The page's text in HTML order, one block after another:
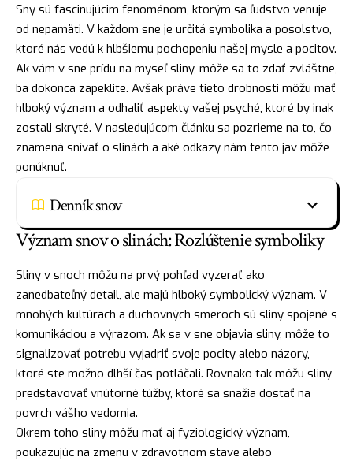
Sny sú fascinujúcim fenoménom, ktorým sa ľudstvo venuje
od nepamäti. V každom sne je určitá symbolika a posolstvo,
ktoré nás vedú k hlbšiemu pochopeniu našej mysle a pocitov.
Ak vám v sne prídu na myseľ sliny, môže sa to zdať zvláštne,
ba dokonca zapeklite. Avšak práve tieto drobnosti môžu mať
hlboký význam a odhaliť aspekty vašej psyché, ktoré by inak
zostali skryté. V nasledujúcom článku sa pozrieme na to, čo
znamená snívať o slinách a aké odkazy nám tento jav môže
ponúknuť.
Denník snov
Význam snov o slinách: Rozlúštenie symboliky
Sliny v snoch môžu na prvý pohľad vyzerať ako
zanedbateľný detail, ale majú hlboký symbolický význam. V
mnohých kultúrach a duchovných smeroch sú sliny spojené s
komunikáciou a výrazom. Ak sa v sne objavia sliny, môže to
signalizovať potrebu vyjadriť svoje pocity alebo názory,
ktoré ste možno dlhší čas potláčali. Rovnako tak môžu sliny
predstavovať vnútorné túžby, ktoré sa snažia dostať na
povrch vášho vedomia.
Okrem toho sliny môžu mať aj fyziologický význam,
poukazujúc na zmenu v zdravotnom stave alebo